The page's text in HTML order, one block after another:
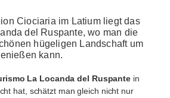
Ciociaria im Latium liegt das
del Ruspante, wo man die
hügeligen Landschaft um
kann.
La Locanda del Ruspante in
hat, schätzt man gleich nicht nur